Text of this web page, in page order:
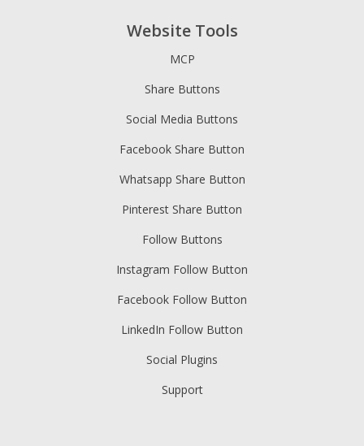
程。
體帖子
Website Tools
MCP
Share Buttons
Social Media Buttons
Facebook Share Button
Whatsapp Share Button
Pinterest Share Button
Follow Buttons
Instagram Follow Button
Facebook Follow Button
LinkedIn Follow Button
Social Plugins
Support